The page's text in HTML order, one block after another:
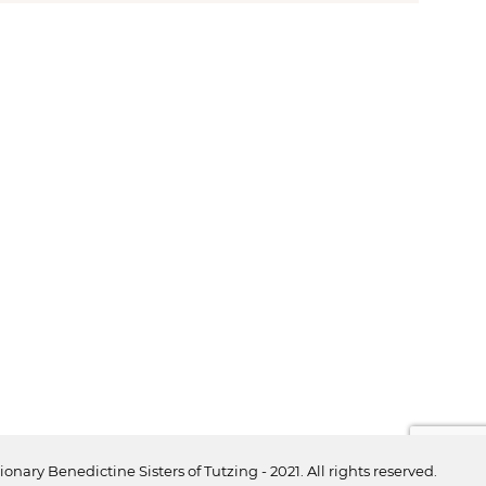
Benedictine Sisters of Tutzing - 2021. All rights reserved.